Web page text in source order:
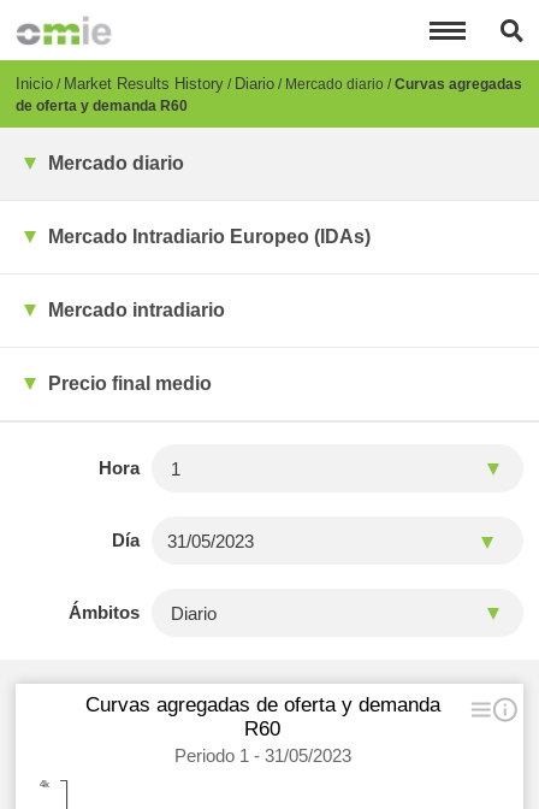
principal
Breadcrumb
Inicio Market Results History Diario Mercado diario Curvas agregadas
de oferta y demanda R60
Mercado diario
Mercado Intradiario Europeo (IDAs)
Mercado intradiario
Precio final medio
Hora
Día
Ámbitos
Curvas agregadas de oferta y demanda
R60
Periodo 1 - 31/05/2023
4k